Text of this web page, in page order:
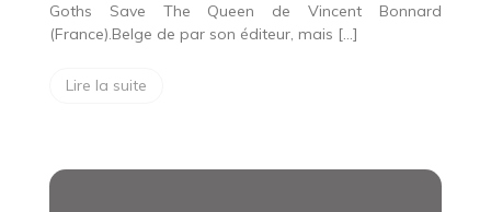
Goths Save The Queen de Vincent Bonnard
(France).Belge de par son éditeur, mais […]
Lire la suite